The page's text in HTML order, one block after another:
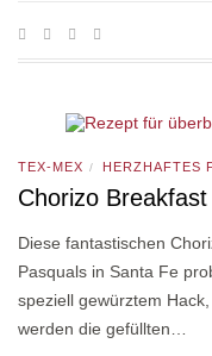
TEX-MEX / HERZHAFTES
Chorizo
Diese fantastischen
Pasquals in Santa Fe
speziell gewürztem
werden die gefüllten…